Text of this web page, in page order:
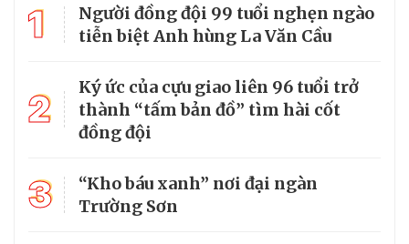
1
Người đồng đội 99 tuổi nghẹn ngào
tiễn biệt Anh hùng La Văn Cầu
2
Ký ức của cựu giao liên 96 tuổi trở
thành “tấm bản đồ” tìm hài cốt
đồng đội
3
“Kho báu xanh” nơi đại ngàn
Trường Sơn